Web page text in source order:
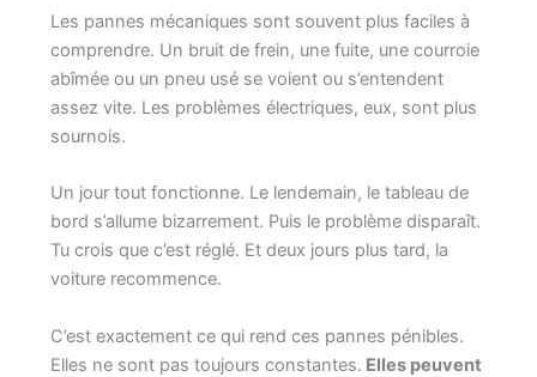
Les pannes mécaniques sont souvent plus faciles à
comprendre. Un bruit de frein, une fuite, une courroie
abîmée ou un pneu usé se voient ou s’entendent
assez vite. Les problèmes électriques, eux, sont plus
sournois.
Un jour tout fonctionne. Le lendemain, le tableau de
bord s’allume bizarrement. Puis le problème disparaît.
Tu crois que c’est réglé. Et deux jours plus tard, la
voiture recommence.
C’est exactement ce qui rend ces pannes pénibles.
Elles ne sont pas toujours constantes. Elles peuvent